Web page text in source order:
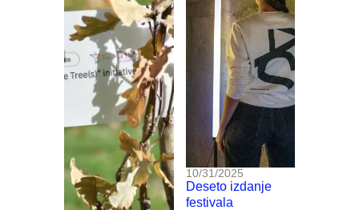
10/31/2025
Deseto izdanje
festivala